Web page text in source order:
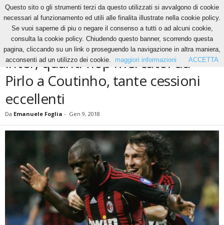
Calcio Inter, quanti flop mercato: da Pirlo a Coutinho, tante cessioni eccellenti
CALCIO
Inter, quanti flop mercato: da
Pirlo a Coutinho, tante cessioni
eccellenti
Da Emanuele Foglia - Gen 9, 2018
Questo sito o gli strumenti terzi da questo utilizzati si avvalgono di cookie
necessari al funzionamento ed utili alle finalita illustrate nella cookie policy.
Se vuoi saperne di piu o negare il consenso a tutti o ad alcuni cookie,
consulta la cookie policy. Chiudendo questo banner, scorrendo questa
pagina, cliccando su un link o proseguendo la navigazione in altra maniera,
acconsenti ad un utilizzo dei cookie.
maggiori informazioni ACCETTA